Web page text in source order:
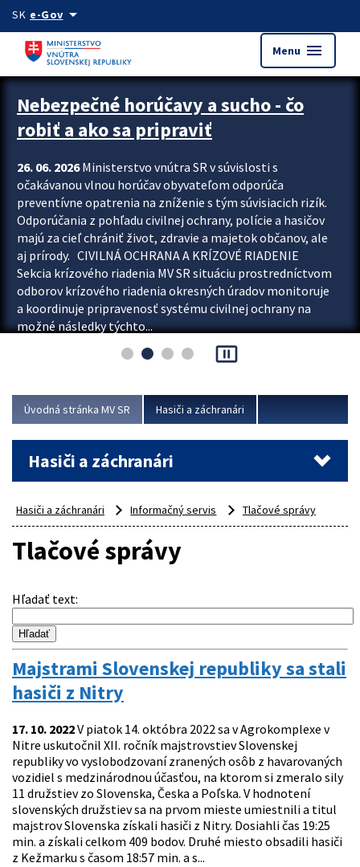
Preskocit na hlavný obsah
SK e-Govarrow_drop_down
Menu menu
Zastavit automatický posun upútavok
Nebezpečné horúčavy a sucho - čo
robiť a ako sa pripraviť
26. 06. 2026Ministerstvo vnútra SR v súvislosti s
očakávanou vlnou horúčav obyvateľom odporúča
preventívne opatrenia na zníženie s tým súvisiacich rizík.
Odporúčania z pohľadu civilnej ochrany, polície a hasičov
majú za cieľ chrániť život, zdravie a majetok občanov, ale
aj prírody. CIVILNÁ OCHRANA A KRÍZOVÉ RIADENIE
Sekcia krízového riadenia MV SR situáciu prostredníctvom
odborov krízového riadenia okresných úradov monitoruje
a koordinuje pripravenosť systému civilnej ochrany na
možné následky týchto...
pause_presentation
Úvodná stránka MV SR Hasiči a záchranári
Hasiči a záchranári
Hasiči a záchranári Informačný servis Tlačové správy
Tlačové správy
Hľadať text:
Majstrami Slovenskej republiky sa stali
hasiči z Nitry
17. 10. 2022V piatok 14. októbra 2022 sa v Agrokomplexe v
Nitre uskutočnil XII. ročník majstrovstiev Slovenskej
republiky vo vyslobodzovaní zranených osôb z havarovaných
vozidiel s medzinárodnou účasťou, na ktorom si zmeralo sily
11 družstiev zo Slovenska, Česka a Poľska. V hodnotení
slovenských družstiev sa na prvom mieste umiestnili a titul
majstrov Slovenska získali hasiči z Nitry. Dosiahli čas 19:25
min. a získali celkom 409 bodov. Druhé miesto obsadili hasiči
z Kežmarku s časom 18:57 min. a s...